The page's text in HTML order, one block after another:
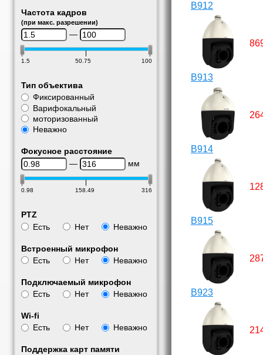
Частота кадров
(при макс. разрешении)
—
1.5 50.75 100
Тип объектива
Фиксированный
Варифокальный
моторизованный
Неважно
Фокусное расстояние
—
мм
0.98 158.49 316
PTZ
Есть
Нет Неважно
Встроенный микрофон
Есть
Нет Неважно
Подключаемый микрофон
Есть
Нет Неважно
Wi-fi
Есть
Нет Неважно
Поддержка карт памяти
B912
B913
B914
B915
B923